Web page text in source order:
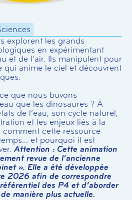
explorent les grands
en expérimentant
et de l’air. Ils manipulent pour
qui anime le ciel et découvrent
que nous buvons
que les dinosaures ? À
de l’eau, son cycle naturel,
et les enjeux liés à la
cette ressource
et pourquoi il est
Attention : Cette animation
revue de l’ancienne
». Elle a été développée
2026 afin de correspondre
des P4 et d’aborder
manière plus actuelle.